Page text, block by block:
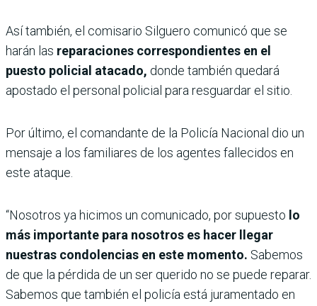
Así también, el comisario Silguero comunicó que se
harán las reparaciones correspondientes en el
puesto policial atacado, donde también quedará
apostado el personal policial para resguardar el sitio.
Por último, el comandante de la Policía Nacional dio un
mensaje a los familiares de los agentes fallecidos en
este ataque.
“Nosotros ya hicimos un comunicado, por supuesto lo
más importante para nosotros es hacer llegar
nuestras condolencias en este momento. Sabemos
de que la pérdida de un ser querido no se puede reparar.
Sabemos que también el policía está juramentado en